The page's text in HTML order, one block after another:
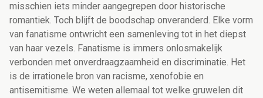
misschien iets minder aangegrepen door historische
romantiek. Toch blijft de boodschap onveranderd. Elke vorm
van fanatisme ontwricht een samenleving tot in het diepst
van haar vezels. Fanatisme is immers onlosmakelijk
verbonden met onverdraagzaamheid en discriminatie. Het
is de irrationele bron van racisme, xenofobie en
antisemitisme. We weten allemaal tot welke gruwelen dit